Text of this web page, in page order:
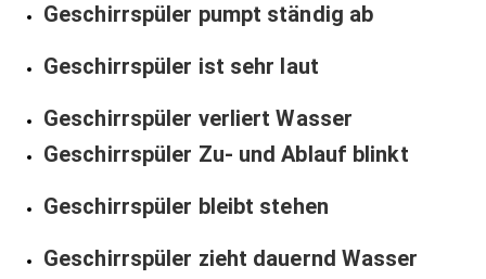
Geschirrspüler pumpt ständig ab
Geschirrspüler ist sehr laut
Geschirrspüler verliert Wasser
Geschirrspüler Zu- und Ablauf blinkt
Geschirrspüler bleibt stehen
Geschirrspüler zieht dauernd Wasser